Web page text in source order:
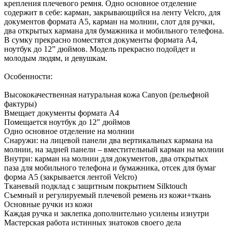
крепления плечевого ремня. Одно основное отделение
содержит в себе: карман, закрывающийся на ленту Velcro, для
документов формата А5, карман на молнии, слот для ручки,
два открытых кармана для бумажника и мобильного телефона.
В сумку прекрасно поместятся документы формата А4,
ноутбук до 12” дюймов. Модель прекрасно подойдет и
молодым людям, и девушкам.
Особенности:
Высококачественная натуральная кожа Canyon (рельефной
фактуры)
Вмещает документы формата А4
Помещается ноутбук до 12" дюймов
Одно основное отделение на молнии
Снаружи: на лицевой панели два вертикальных кармана на
молнии, на задней панели – вместительный карман на молнии
Внутри: карман на молнии для документов, два открытых
паза для мобильного телефона и бумажника, отсек для бумаг
форма А5 (закрывается лентой Velcro)
Тканевый подклад с защитным покрытием Silktouch
Съемный и регулируемый плечевой ремень из кожи+ткань
Основные ручки из кожи
Каждая ручка и заклепка дополнительно усилены изнутри
Мастерская работа истинных знатоков своего дела